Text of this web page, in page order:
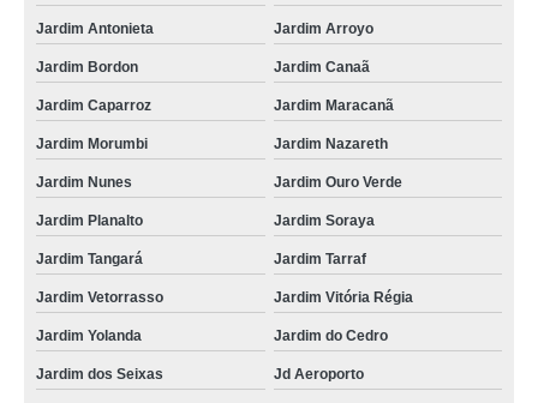
Jardim Antonieta Jardim Arroyo
Jardim Bordon Jardim Canaã
Jardim Caparroz Jardim Maracanã
Jardim Morumbi Jardim Nazareth
Jardim Nunes Jardim Ouro Verde
Jardim Planalto Jardim Soraya
Jardim Tangará Jardim Tarraf
Jardim Vetorrasso Jardim Vitória Régia
Jardim Yolanda Jardim do Cedro
Jardim dos Seixas Jd Aeroporto